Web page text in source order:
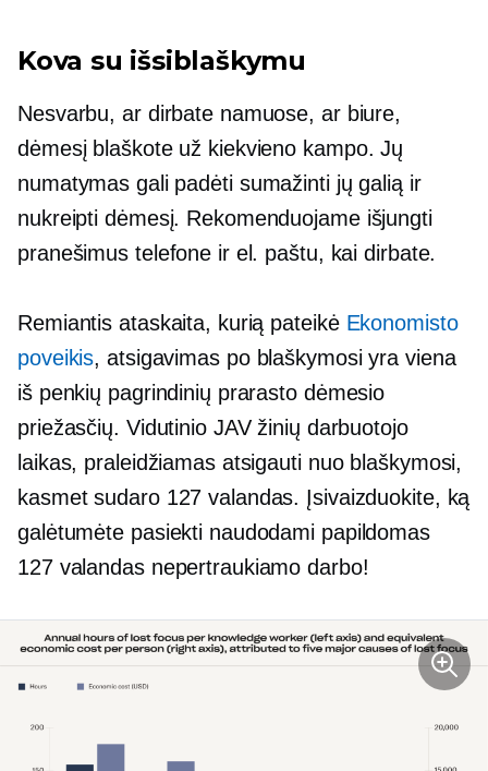
Kova su išsiblaškymu
Nesvarbu, ar dirbate namuose, ar biure,
dėmesį blaškote už kiekvieno kampo. Jų
numatymas gali padėti sumažinti jų galią ir
nukreipti dėmesį. Rekomenduojame išjungti
pranešimus telefone ir el. paštu, kai dirbate.
Remiantis ataskaita, kurią pateikė Ekonomisto
poveikis, atsigavimas po blaškymosi yra viena
iš penkių pagrindinių prarasto dėmesio
priežasčių. Vidutinio JAV žinių darbuotojo
laikas, praleidžiamas atsigauti nuo blaškymosi,
kasmet sudaro 127 valandas. Įsivaizduokite, ką
galėtumėte pasiekti naudodami papildomas
127 valandas nepertraukiamo darbo!